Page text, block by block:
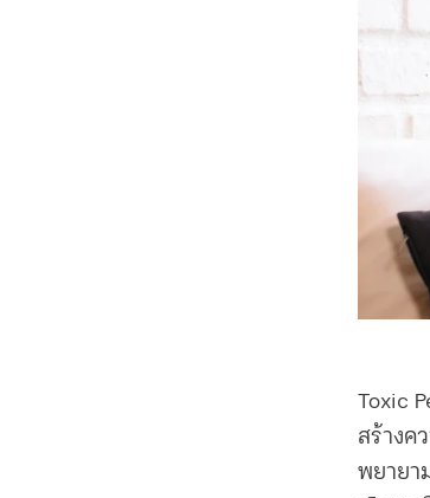
Toxic
สร้างค
พยายา